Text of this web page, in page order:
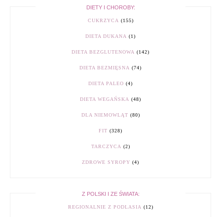
DIETY I CHOROBY:
CUKRZYCA (155)
DIETA DUKANA (1)
DIETA BEZGLUTENOWA (142)
DIETA BEZMIĘSNA (74)
DIETA PALEO (4)
DIETA WEGAŃSKA (48)
DLA NIEMOWLĄT (80)
FIT (328)
TARCZYCA (2)
ZDROWE SYROPY (4)
Z POLSKI I ZE ŚWIATA:
REGIONALNIE Z PODLASIA (12)